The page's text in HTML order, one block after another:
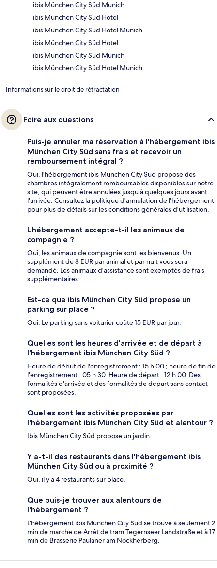
ibis München City Süd Munich
ibis München City Süd Hotel
ibis München City Süd Hotel Munich
ibis München City Süd Hotel
ibis München City Süd Munich
ibis München City Süd Hotel Munich
Informations sur le droit de rétractation
Foire aux questions
Puis-je annuler ma réservation à l'hébergement ibis
München City Süd sans frais et recevoir un
remboursement intégral ?
Oui, l'hébergement ibis München City Süd propose des
chambres intégralement remboursables disponibles sur notre
site, qui peuvent être annulées jusqu'à quelques jours avant
l'arrivée. Consultez la politique d'annulation de l'hébergement
pour plus de détails sur les conditions générales d'utilisation.
L'hébergement accepte-t-il les animaux de
compagnie ?
Oui, les animaux de compagnie sont les bienvenus. Un
supplément de 8 EUR par animal et par nuit vous sera
demandé. Les animaux d'assistance sont exemptés de frais
supplémentaires.
Est-ce que ibis München City Süd propose un
parking sur place ?
Oui. Le parking sans voiturier coûte 15 EUR par jour.
Quelles sont les heures d'arrivée et de départ à
l'hébergement ibis München City Süd ?
Heure de début de l'enregistrement : 15 h 00 ; heure de fin de
l'enregistrement : 05 h 30. Heure de départ : 12 h 00. Des
formalités d'arrivée et des formalités de départ sans contact
sont proposées.
Quelles sont les activités proposées par
l'hébergement ibis München City Süd et alentour ?
Ibis München City Süd propose un jardin.
Y a-t-il des restaurants dans l'hébergement ibis
München City Süd ou à proximité ?
Oui, il y a 4 restaurants sur place.
Que puis-je trouver aux alentours de
l'hébergement ?
L'hébergement ibis München City Süd se trouve à seulement 2
min de marche de Arrêt de tram Tegernseer Landstraße et à 17
min de Brasserie Paulaner am Nockherberg.